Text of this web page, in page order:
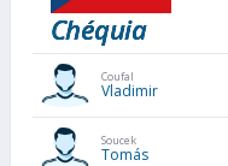
Chéquia
Coufal
Vladimir
Soucek
Tomás